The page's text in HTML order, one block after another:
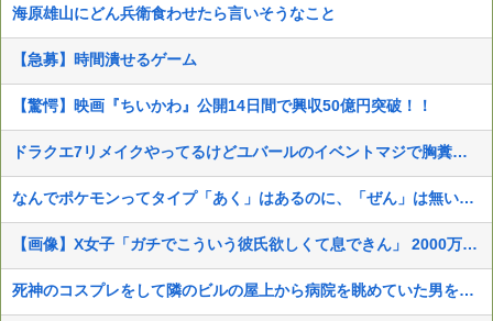
海原雄山にどん兵衛食わせたら言いそうなこと
【急募】時間潰せるゲーム
【驚愕】映画『ちいかわ』公開14日間で興収50億円突破！！
ドラクエ7リメイクやってるけどユバールのイベントマジで胸糞だなｗ
なんでポケモンってタイプ「あく」はあるのに、「ぜん」は無いの？
【画像】X女子「ガチでこういう彼氏欲しくて息できん」 2000万バズ
死神のコスプレをして隣のビルの屋上から病院を眺めていた男を逮捕ｗｗｗ